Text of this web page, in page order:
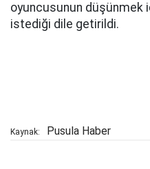
oyuncusunun düşünmek
istediği dile getirildi.
Kaynak: Pusula Haber